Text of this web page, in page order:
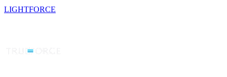
LIGHTFORCE